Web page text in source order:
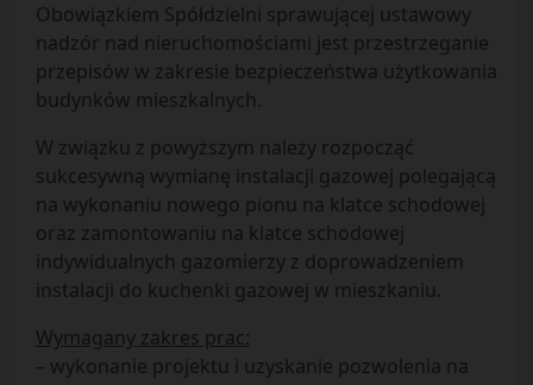
Obowiązkiem Spółdzielni sprawującej ustawowy
nadzór nad nieruchomościami jest przestrzeganie
przepisów w zakresie bezpieczeństwa użytkowania
budynków mieszkalnych.
W związku z powyższym należy rozpocząć
sukcesywną wymianę instalacji gazowej polegającą
na wykonaniu nowego pionu na klatce schodowej
oraz zamontowaniu na klatce schodowej
indywidualnych gazomierzy z doprowadzeniem
instalacji do kuchenki gazowej w mieszkaniu.
Wymagany zakres prac:
– wykonanie projektu i uzyskanie pozwolenia na